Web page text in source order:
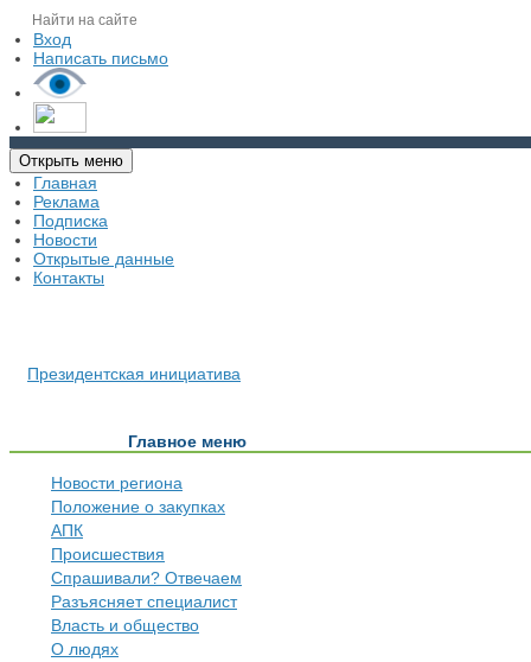
Вход
Написать письмо
Открыть меню
Главная
Реклама
Подписка
Новости
Открытые данные
Контакты
Президентская инициатива
Главное меню
Новости региона
Положение о закупках
АПК
Происшествия
Спрашивали? Отвечаем
Разъясняет специалист
Власть и общество
О людях